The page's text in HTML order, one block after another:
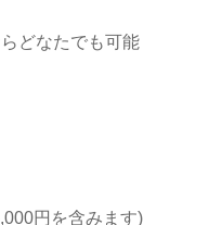
どなたでも可能
円を含みます)